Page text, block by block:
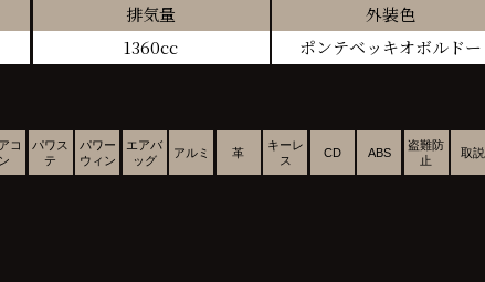
排気量
1360cc
外装色
ポンテベッキオボルドー
コ
ン
パワス
テ
パワー
ウィン
エアバ
ッグ
アルミ 革
キーレ
ス
CD ABS
盗難防
止
取説